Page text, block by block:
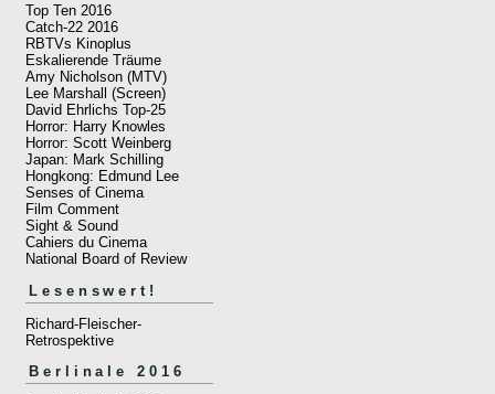
Top Ten 2016
Catch-22 2016
RBTVs Kinoplus
Eskalierende Träume
Amy Nicholson (MTV)
Lee Marshall (Screen)
David Ehrlichs Top-25
Horror: Harry Knowles
Horror: Scott Weinberg
Japan: Mark Schilling
Hongkong: Edmund Lee
Senses of Cinema
Film Comment
Sight & Sound
Cahiers du Cinema
National Board of Review
Lesenswert!
Richard-Fleischer-
Retrospektive
Berlinale 2016